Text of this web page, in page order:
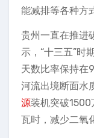
能减排等各种方
贵州一直在推进
示，“十三五”时
天数比率保持在
河流出境断面水
源装机突破
瓦时，减少二氧